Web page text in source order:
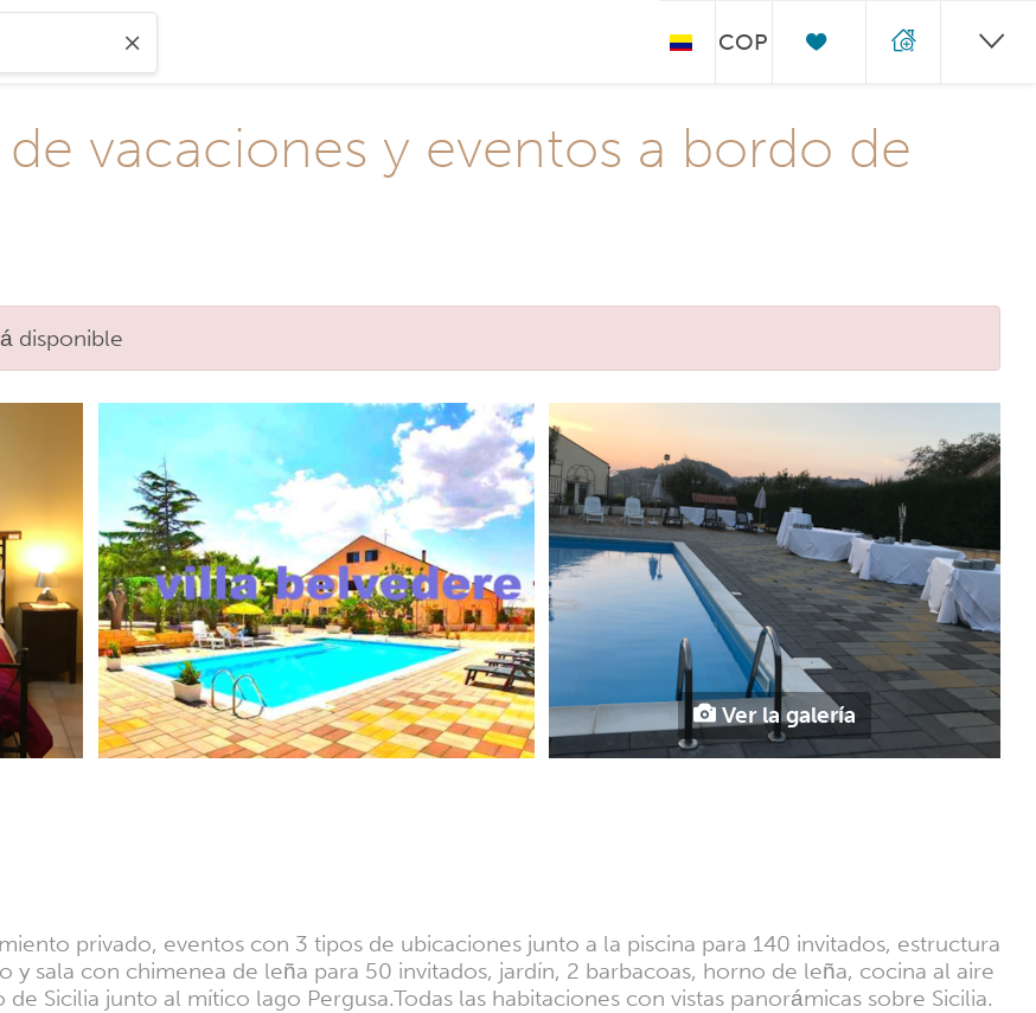
COP
vacaciones y eventos a bordo de
disponible
Ver la galería
privado, eventos con 3 tipos de ubicaciones junto a la piscina para 140 invitados, estructura
sala con chimenea de leña para 50 invitados, jardín, 2 barbacoas, horno de leña, cocina al aire
Sicilia junto al mítico lago Pergusa.Todas las habitaciones con vistas panorámicas sobre Sicilia.